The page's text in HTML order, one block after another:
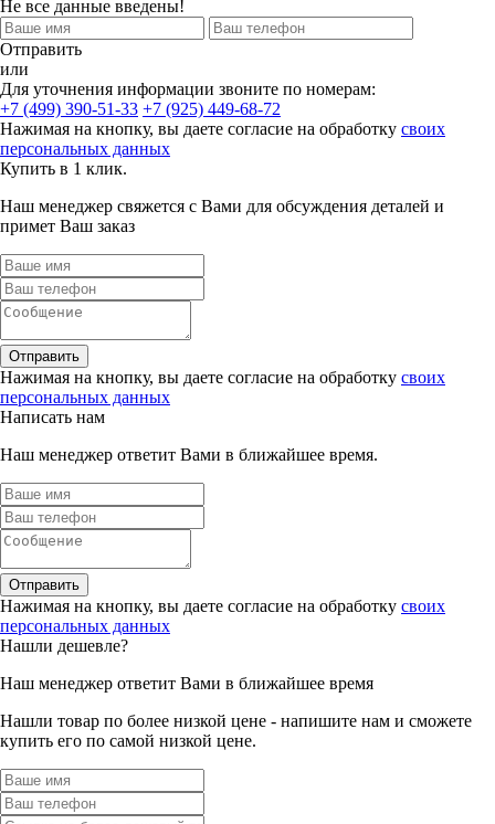
Не все данные введены!
Отправить
или
Для уточнения информации звоните по номерам:
+7 (499) 390-51-33 +7 (925) 449-68-72
Нажимая на кнопку, вы даете согласие на обработку своих
персональных данных
Купить в 1 клик.
Наш менеджер свяжется с Вами для обсуждения деталей и
примет Ваш заказ
Отправить
Нажимая на кнопку, вы даете согласие на обработку своих
персональных данных
Написать нам
Наш менеджер ответит Вами в ближайшее время.
Отправить
Нажимая на кнопку, вы даете согласие на обработку своих
персональных данных
Нашли дешевле?
Наш менеджер ответит Вами в ближайшее время
Нашли товар по более низкой цене - напишите нам и сможете
купить его по самой низкой цене.